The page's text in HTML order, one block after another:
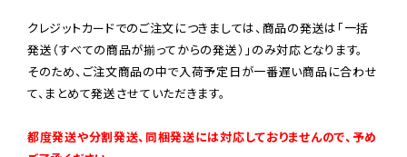
クレジットカードでのご注文につきましては、商品の発送は「一括
発送（すべての商品が揃ってからの発送）」のみ対応となります。
そのため、ご注文商品の中で入荷予定日が一番遅い商品に合わせ
て、まとめて発送させていただきます。
都度発送や分割発送、同梱発送には対応しておりませんので、予め